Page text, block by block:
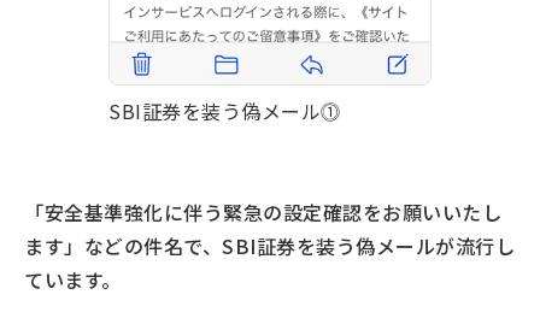
SBI証券を装う偽メール⓵
「安全基準強化に伴う緊急の設定確認をお願いいたし
ます」などの件名で、SBI証券を装う偽メールが流行し
ています。